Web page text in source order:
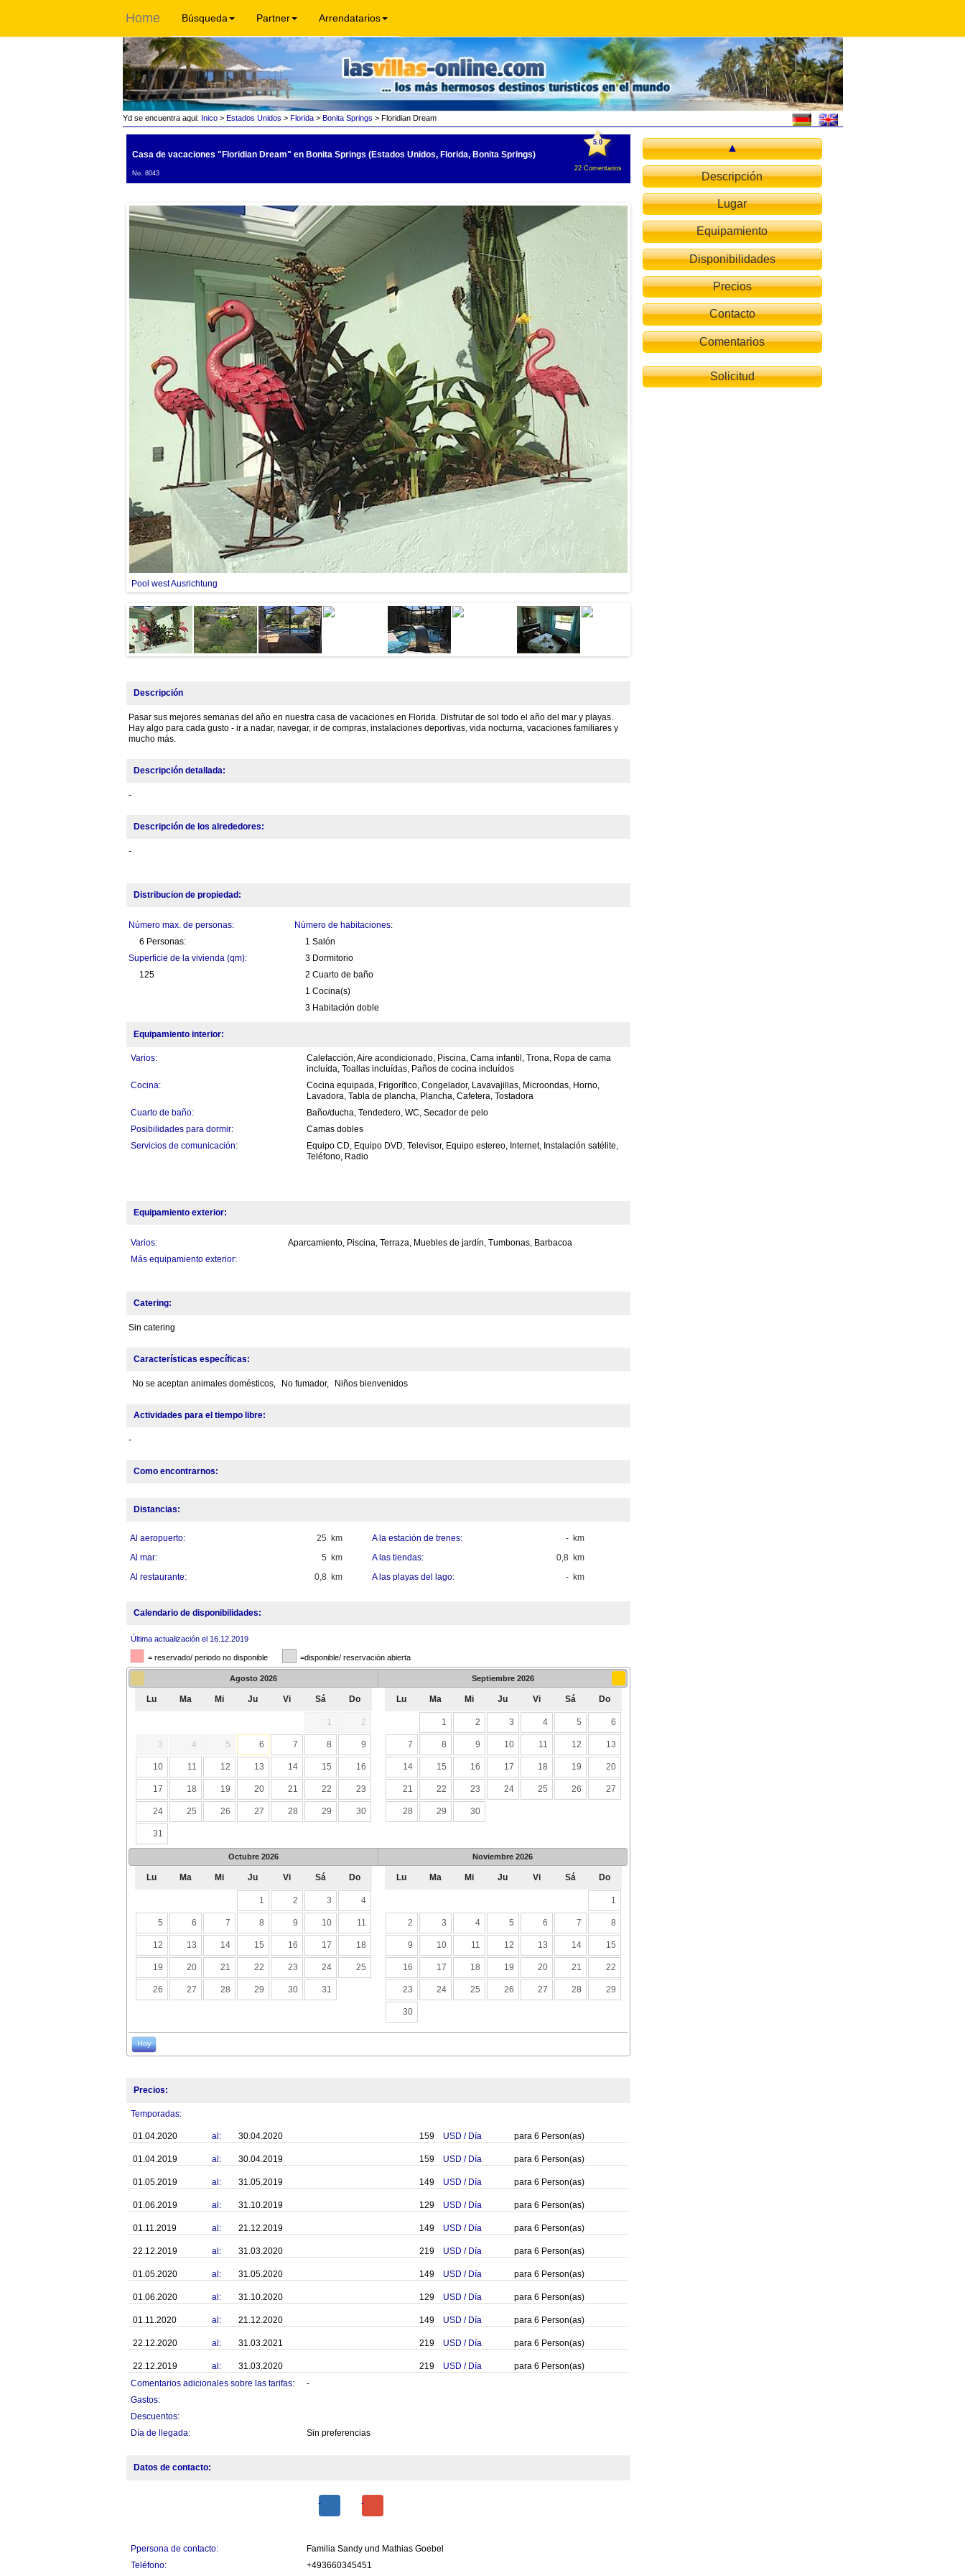
Home Búsqueda Partner Arrendatarios
Yd se encuentra aqui: Inico> Estados Unidos > Florida> Bonita Springs > Floridian Dream
5.0
22Comentarios
Casa de vacaciones "Floridian Dream" en Bonita Springs (Estados Unidos, Florida, Bonita Springs)
No. 8043
Pool west Ausrichtung
Pool with screen and heater
Descripción
Pasar sus mejores semanas del año en nuestra casa de vacaciones en Florida. Disfrutar de sol todo el año del mar y playas.
Hay algo para cada gusto - ir a nadar, navegar, ir de compras, instalaciones deportivas, vida nocturna, vacaciones familiares y
mucho más.
Descripción detallada:
-
Descripción de los alrededores:
-
Distribucion de propiedad:
Número max. de personas:
6 Personas:
Superficie de la vivienda (qm):
125
Número de habitaciones:
1 Salón
3 Dormitorio
2 Cuarto de baño
1 Cocina(s)
3 Habitación doble
Equipamiento interior:
Varios:
Calefacción, Aire acondicionado, Piscina, Cama infantil, Trona, Ropa de cama
incluída, Toallas incluídas, Paños de cocina incluídos
Cocina:
Cocina equipada, Frigorífico, Congelador, Lavavajillas, Microondas, Horno,
Lavadora, Tabla de plancha, Plancha, Cafetera, Tostadora
Cuarto de baño:
Baño/ducha, Tendedero, WC, Secador de pelo
Posibilidades para dormir:
Camas dobles
Servicios de comunicación:
Equipo CD, Equipo DVD, Televisor, Equipo estereo, Internet, Instalación satélite,
Teléfono, Radio
Equipamiento exterior:
Varios:
Aparcamiento, Piscina, Terraza, Muebles de jardín, Tumbonas, Barbacoa
Más equipamiento exterior:
Catering:
Sin catering
Características específicas:
No se aceptan animales domésticos, No fumador, Niños bienvenidos
Actividades para el tiempo libre:
-
Como encontrarnos:
Distancias:
25 km
Al aeropuerto: - km
A la estación de trenes:
5 km
Al mar: 0,8 km
A las tiendas:
0,8 km
Al restaurante: - km
A las playas del lago:
Calendario de disponibilidades:
Última actualización el 16.12.2019
= reservado/ periodo no disponible =disponible/ reservación abierta
Agosto 2026
Lu Ma Mi Ju Vi Sá Do
1 2
3 4 5 6 7 8 9
10 11 12 13 14 15 16
17 18 19 20 21 22 23
24 25 26 27 28 29 30
31
Septiembre 2026
Lu Ma Mi Ju Vi Sá Do
1 2 3 4 5 6
7 8 9 10 11 12 13
14 15 16 17 18 19 20
21 22 23 24 25 26 27
28 29 30
Octubre 2026
Lu Ma Mi Ju Vi Sá Do
1 2 3 4
5 6 7 8 9 10 11
12 13 14 15 16 17 18
19 20 21 22 23 24 25
26 27 28 29 30 31
Noviembre 2026
Lu Ma Mi Ju Vi Sá Do
1
2 3 4 5 6 7 8
9 10 11 12 13 14 15
16 17 18 19 20 21 22
23 24 25 26 27 28 29
30
Hoy
Precios:
Temporadas:
01.04.2020 al: 30.04.2020 159 USD / Día para 6 Person(as)
01.04.2019 al: 30.04.2019 159 USD / Día para 6 Person(as)
01.05.2019 al: 31.05.2019 149 USD / Día para 6 Person(as)
01.06.2019 al: 31.10.2019 129 USD / Día para 6 Person(as)
01.11.2019 al: 21.12.2019 149 USD / Día para 6 Person(as)
22.12.2019 al: 31.03.2020 219 USD / Día para 6 Person(as)
01.05.2020 al: 31.05.2020 149 USD / Día para 6 Person(as)
01.06.2020 al: 31.10.2020 129 USD / Día para 6 Person(as)
01.11.2020 al: 21.12.2020 149 USD / Día para 6 Person(as)
22.12.2020 al: 31.03.2021 219 USD / Día para 6 Person(as)
22.12.2019 al: 31.03.2020 219 USD / Día para 6 Person(as)
Comentarios adicionales sobre las tarifas:
-
Gastos:
Descuentos:
Día de llegada:
Sin preferencias
Datos de contacto:
Ppersona de contacto:
Familia Sandy und Mathias Goebel
Teléfono:
+493660345451
Descripción
Lugar
Equipamiento
Disponibilidades
Precios
Contacto
Comentarios
Solicitud